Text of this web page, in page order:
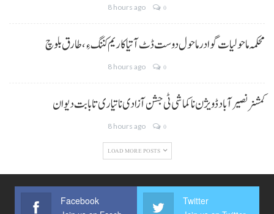
8 hours ago 0
محکمہ ماحولیات گوادر ماحول دوست ڈٹ آتیا کاریم کننگ ءِ، طارق بلوچ
8 hours ago 0
کمشنر نصیر آباد ڈویژن نا کماشی ٹی جشن آزادی نا تیاری تا بابت دیوان
8 hours ago 0
LOAD MORE POSTS
Facebook Twitter